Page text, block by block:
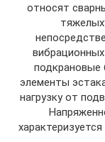
относят
подкрановые
элементы
нагрузку от